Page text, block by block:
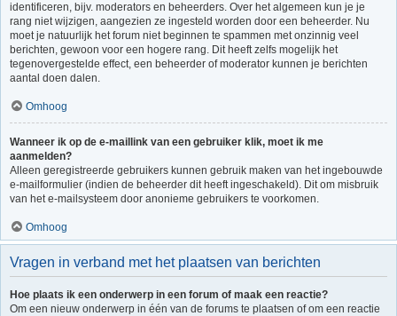
identificeren, bijv. moderators en beheerders. Over het algemeen kun je je
rang niet wijzigen, aangezien ze ingesteld worden door een beheerder. Nu
moet je natuurlijk het forum niet beginnen te spammen met onzinnig veel
berichten, gewoon voor een hogere rang. Dit heeft zelfs mogelijk het
tegenovergestelde effect, een beheerder of moderator kunnen je berichten
aantal doen dalen.
Omhoog
Wanneer ik op de e-maillink van een gebruiker klik, moet ik me
aanmelden?
Alleen geregistreerde gebruikers kunnen gebruik maken van het ingebouwde
e-mailformulier (indien de beheerder dit heeft ingeschakeld). Dit om misbruik
van het e-mailsysteem door anonieme gebruikers te voorkomen.
Omhoog
Vragen in verband met het plaatsen van berichten
Hoe plaats ik een onderwerp in een forum of maak een reactie?
Om een nieuw onderwerp in één van de forums te plaatsen of om een reactie